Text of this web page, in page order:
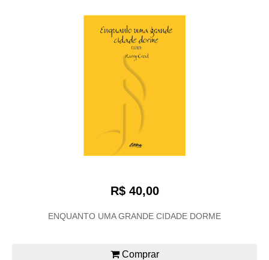
R$ 40,00
ENQUANTO UMA GRANDE CIDADE DORME
Comprar